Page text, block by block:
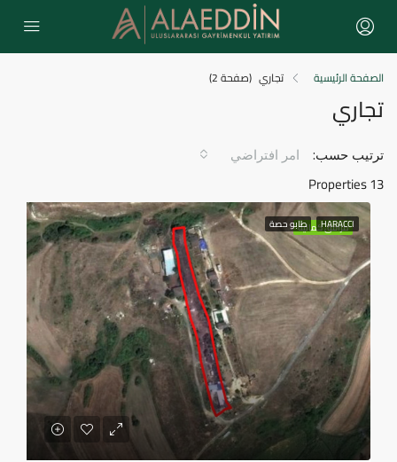
الصفحة الرئيسية تجاري (صفحة 2)
تجاري
13 Properties
ترتيب حسب: امر افتراضي
مرافق كمالية
HARACCI طابو حصة